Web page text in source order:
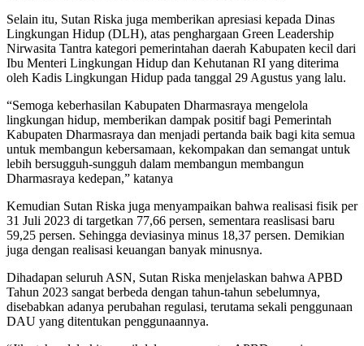
Selain itu, Sutan Riska juga memberikan apresiasi kepada Dinas
Lingkungan Hidup (DLH), atas penghargaan Green Leadership
Nirwasita Tantra kategori pemerintahan daerah Kabupaten kecil dari
Ibu Menteri Lingkungan Hidup dan Kehutanan RI yang diterima
oleh Kadis Lingkungan Hidup pada tanggal 29 Agustus yang lalu.
“Semoga keberhasilan Kabupaten Dharmasraya mengelola
lingkungan hidup, memberikan dampak positif bagi Pemerintah
Kabupaten Dharmasraya dan menjadi pertanda baik bagi kita semua
untuk membangun kebersamaan, kekompakan dan semangat untuk
lebih bersugguh-sungguh dalam membangun membangun
Dharmasraya kedepan,” katanya
Kemudian Sutan Riska juga menyampaikan bahwa realisasi fisik per
31 Juli 2023 di targetkan 77,66 persen, sementara reaslisasi baru
59,25 persen. Sehingga deviasinya minus 18,37 persen. Demikian
juga dengan realisasi keuangan banyak minusnya.
Dihadapan seluruh ASN, Sutan Riska menjelaskan bahwa APBD
Tahun 2023 sangat berbeda dengan tahun-tahun sebelumnya,
disebabkan adanya perubahan regulasi, terutama sekali penggunaan
DAU yang ditentukan penggunaannya.